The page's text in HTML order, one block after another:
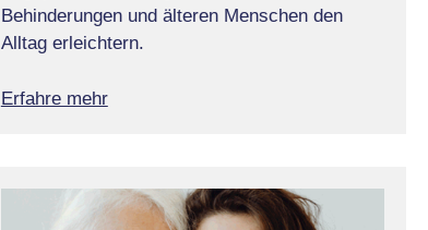
Behinderungen und älteren Menschen den
Alltag erleichtern.
Erfahre mehr